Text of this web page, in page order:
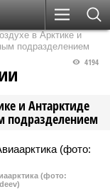
в Арктике и
подразделением
и Антарктиде
подразделением
4194
(фото: